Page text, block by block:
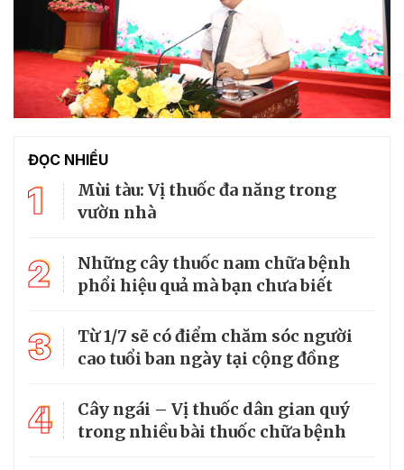
ĐỌC NHIỀU
1
Mùi tàu: Vị thuốc đa năng trong
vườn nhà
2
Những cây thuốc nam chữa bệnh
phổi hiệu quả mà bạn chưa biết
3
Từ 1/7 sẽ có điểm chăm sóc người
cao tuổi ban ngày tại cộng đồng
4
Cây ngái – Vị thuốc dân gian quý
trong nhiều bài thuốc chữa bệnh